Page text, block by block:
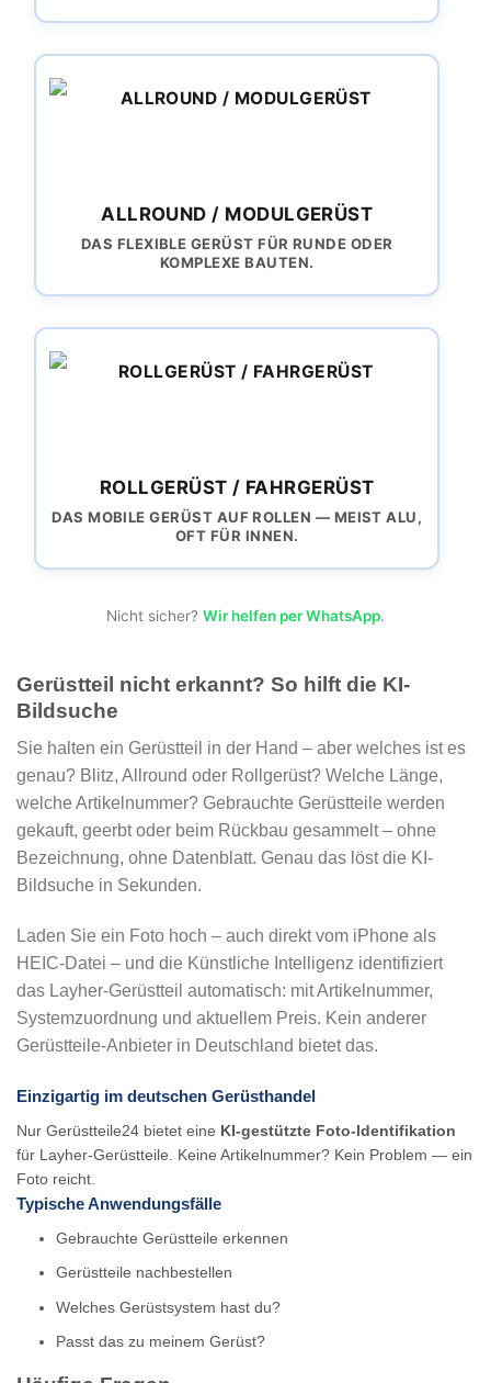
ALLROUND / MODULGERÜST
DAS FLEXIBLE GERÜST FÜR RUNDE ODER
KOMPLEXE BAUTEN.
ROLLGERÜST / FAHRGERÜST
DAS MOBILE GERÜST AUF ROLLEN — MEIST ALU,
OFT FÜR INNEN.
Nicht sicher? Wir helfen per WhatsApp.
Gerüstteil nicht erkannt? So hilft die KI-
Bildsuche
Sie halten ein Gerüstteil in der Hand – aber welches ist es
genau? Blitz, Allround oder Rollgerüst? Welche Länge,
welche Artikelnummer? Gebrauchte Gerüstteile werden
gekauft, geerbt oder beim Rückbau gesammelt – ohne
Bezeichnung, ohne Datenblatt. Genau das löst die KI-
Bildsuche in Sekunden.
Laden Sie ein Foto hoch – auch direkt vom iPhone als
HEIC-Datei – und die Künstliche Intelligenz identifiziert
das Layher-Gerüstteil automatisch: mit Artikelnummer,
Systemzuordnung und aktuellem Preis. Kein anderer
Gerüstteile-Anbieter in Deutschland bietet das.
Einzigartig im deutschen Gerüsthandel
Nur Gerüstteile24 bietet eine KI-gestützte Foto-Identifikation
für Layher-Gerüstteile. Keine Artikelnummer? Kein Problem — ein
Foto reicht.
Typische Anwendungsfälle
Gebrauchte Gerüstteile erkennen
Gerüstteile nachbestellen
Welches Gerüstsystem hast du?
Passt das zu meinem Gerüst?